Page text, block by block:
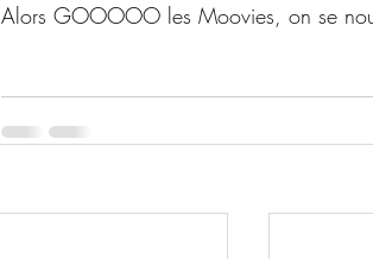
Alors GOOOOO les Moovies, on se